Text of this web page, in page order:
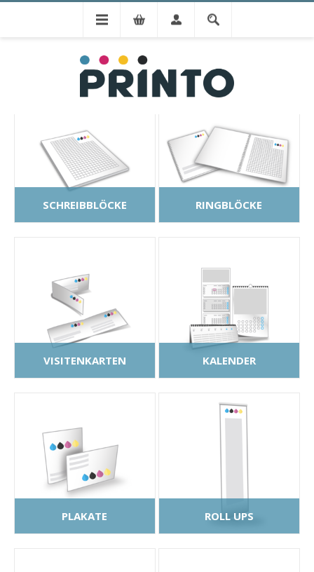
ENTDECKEN SIE UNSERE
PRODUKTE
SCHREIBBLÖCKE RINGBLÖCKE
VISITENKARTEN KALENDER
PLAKATE ROLL UPS